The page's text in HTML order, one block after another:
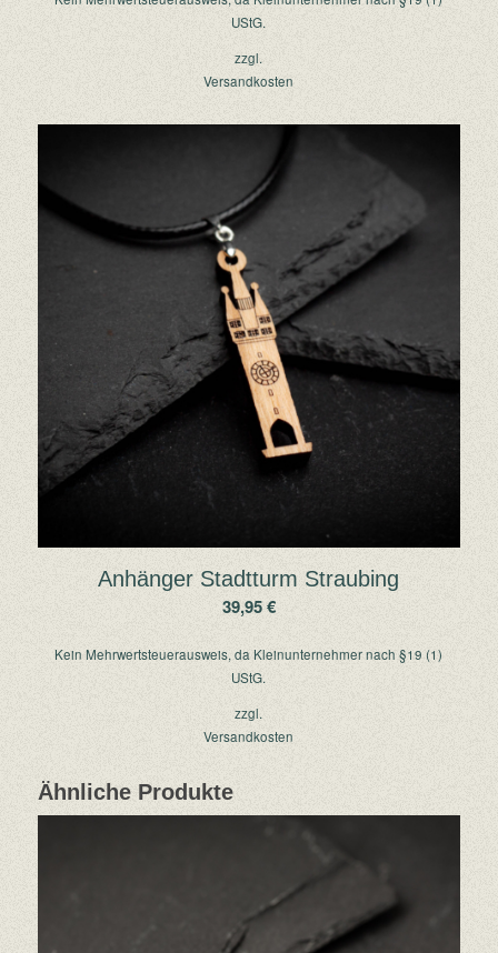
UStG.
zzgl.
Versandkosten
Anhänger Stadtturm Straubing
39,95€
Kein Mehrwertsteuerausweis, da Kleinunternehmer nach §19 (1)
UStG.
zzgl.
Versandkosten
Ähnliche Produkte